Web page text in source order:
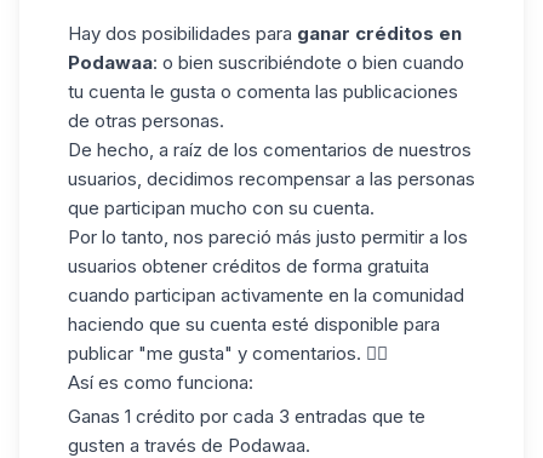
Hay dos posibilidades para ganar créditos en
Podawaa: o bien suscribiéndote o bien cuando
tu cuenta le gusta o comenta las publicaciones
de otras personas.
De hecho, a raíz de los comentarios de nuestros
usuarios, decidimos recompensar a las personas
que participan mucho con su cuenta.
Por lo tanto, nos pareció más justo permitir a los
usuarios obtener créditos de forma gratuita
cuando participan activamente en la comunidad
haciendo que su cuenta esté disponible para
publicar "me gusta" y comentarios. 👌🏻
Así es como funciona:
Ganas 1 crédito por cada 3 entradas que te
gusten a través de Podawaa.